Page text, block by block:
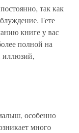
так как
Гете
книге у вас
полной на
иллюзий,
особенно
много